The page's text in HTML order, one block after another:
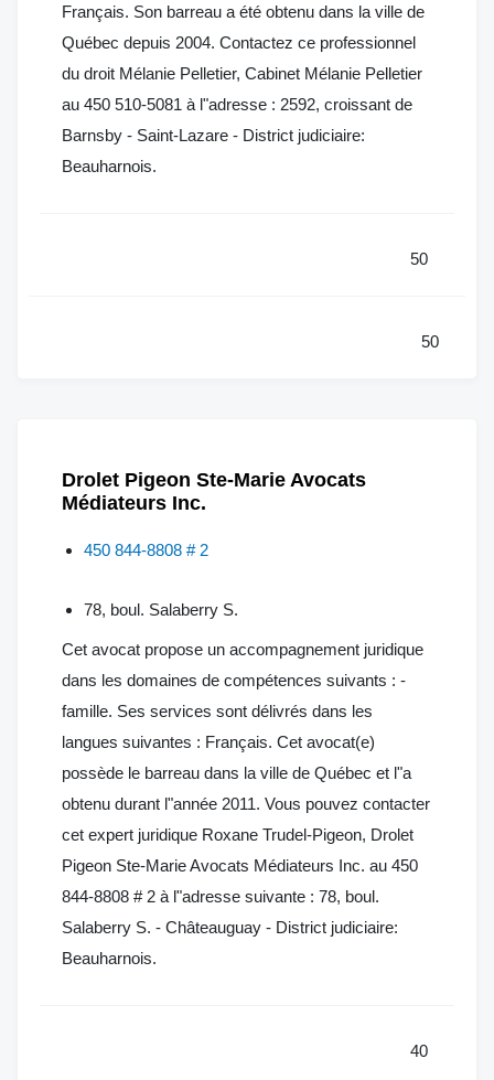
Français. Son barreau a été obtenu dans la ville de
Québec depuis 2004. Contactez ce professionnel
du droit Mélanie Pelletier, Cabinet Mélanie Pelletier
au 450 510-5081 à l"adresse : 2592, croissant de
Barnsby - Saint-Lazare - District judiciaire:
Beauharnois.
50
50
Drolet Pigeon Ste-Marie Avocats
Médiateurs Inc.
450 844-8808 # 2
78, boul. Salaberry S.
Cet avocat propose un accompagnement juridique
dans les domaines de compétences suivants : -
famille. Ses services sont délivrés dans les
langues suivantes : Français. Cet avocat(e)
possède le barreau dans la ville de Québec et l"a
obtenu durant l"année 2011. Vous pouvez contacter
cet expert juridique Roxane Trudel-Pigeon, Drolet
Pigeon Ste-Marie Avocats Médiateurs Inc. au 450
844-8808 # 2 à l"adresse suivante : 78, boul.
Salaberry S. - Châteauguay - District judiciaire:
Beauharnois.
40